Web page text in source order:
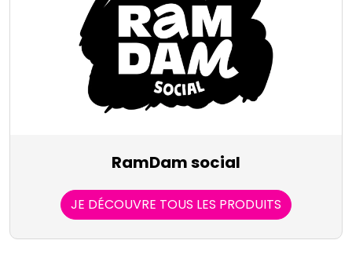
RamDam social
JE DÉCOUVRE TOUS LES PRODUITS